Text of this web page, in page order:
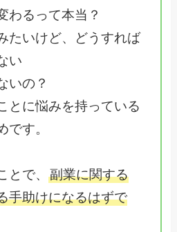
わるって本当？
たいけど、どうすれば
い
いの？
とに悩みを持っている
です。
とで、 副業に関する
手助けになるはずで